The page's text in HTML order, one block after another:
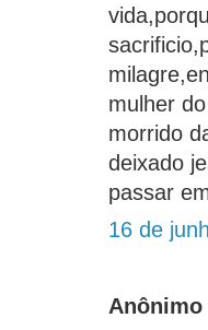
mulher
morrido
deixado
passar
16 de
Anônimo